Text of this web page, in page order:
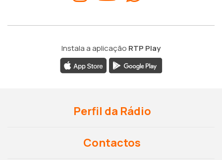
Instala a aplicação RTP Play
Perfil da Rádio
Contactos